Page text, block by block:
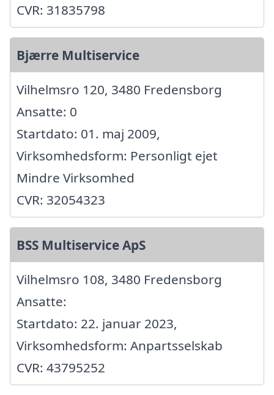
CVR: 31835798
Bjærre Multiservice
Vilhelmsro 120, 3480 Fredensborg
Ansatte: 0
Startdato: 01. maj 2009,
Virksomhedsform: Personligt ejet
Mindre Virksomhed
CVR: 32054323
BSS Multiservice ApS
Vilhelmsro 108, 3480 Fredensborg
Ansatte:
Startdato: 22. januar 2023,
Virksomhedsform: Anpartsselskab
CVR: 43795252